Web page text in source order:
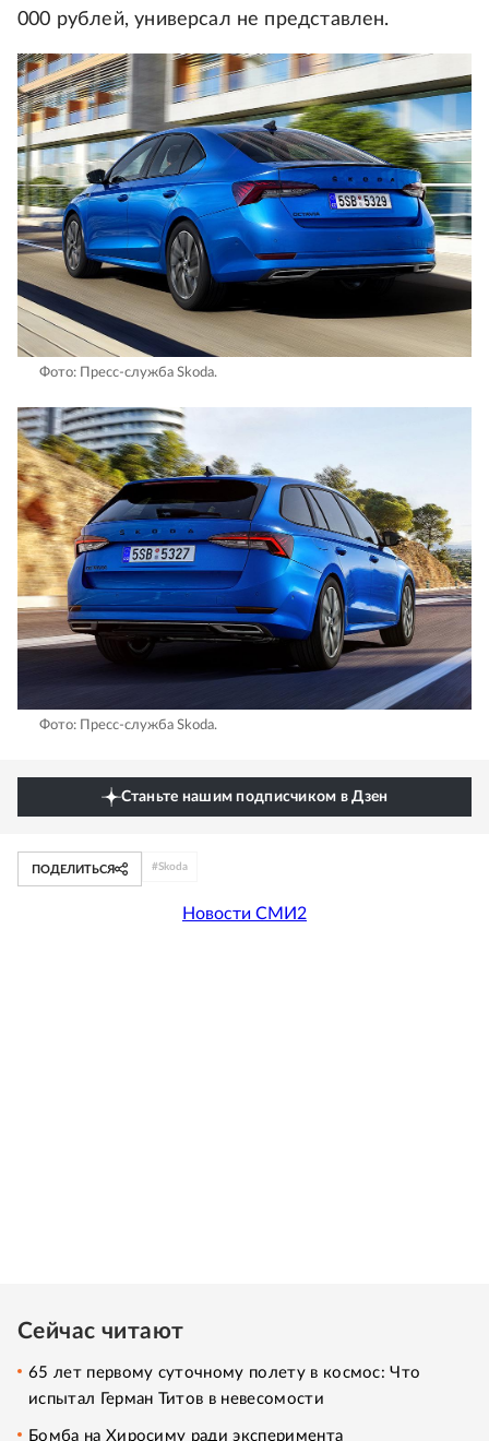
000 рублей, универсал не представлен.
Фото: Пресс-служба Skoda.
Фото: Пресс-служба Skoda.
Станьте нашим подписчиком в Дзен
ПОДЕЛИТЬСЯ #Skoda
Новости СМИ2
Сейчас читают
65 лет первому суточному полету в космос: Что
испытал Герман Титов в невесомости
Бомба на Хиросиму ради эксперимента